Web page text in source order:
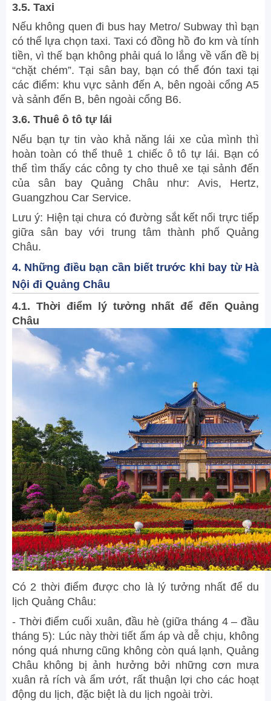
3.5. Taxi
Nếu không quen đi bus hay Metro/ Subway thì bạn
có thể lựa chọn taxi. Taxi có đồng hồ đo km và tính
tiền, vì thế bạn không phải quá lo lắng về vấn đề bị
“chặt chém”. Tại sân bay, bạn có thể đón taxi tại
các điểm: khu vực sảnh đến A, bên ngoài cổng A5
và sảnh đến B, bên ngoài cổng B6.
3.6. Thuê ô tô tự lái
Nếu bạn tự tin vào khả năng lái xe của mình thì
hoàn toàn có thể thuê 1 chiếc ô tô tự lái. Bạn có
thể tìm thấy các công ty cho thuê xe tại sảnh đến
của sân bay Quảng Châu như: Avis, Hertz,
Guangzhou Car Service.
Lưu ý: Hiện tại chưa có đường sắt kết nối trực tiếp
giữa sân bay với trung tâm thành phố Quảng
Châu.
4. Những điều bạn cần biết trước khi bay từ Hà
Nội đi Quảng Châu
4.1. Thời điểm lý tưởng nhất để đến Quảng
Châu
Có 2 thời điểm được cho là lý tưởng nhất để du
lịch Quảng Châu:
- Thời điểm cuối xuân, đầu hè (giữa tháng 4 – đầu
tháng 5): Lúc này thời tiết ấm áp và dễ chịu, không
nóng quá nhưng cũng không còn quá lạnh, Quảng
Châu không bị ảnh hưởng bởi những cơn mưa
xuân rả rích và ẩm ướt, rất thuận lợi cho các hoạt
động du lịch, đặc biệt là du lịch ngoài trời.